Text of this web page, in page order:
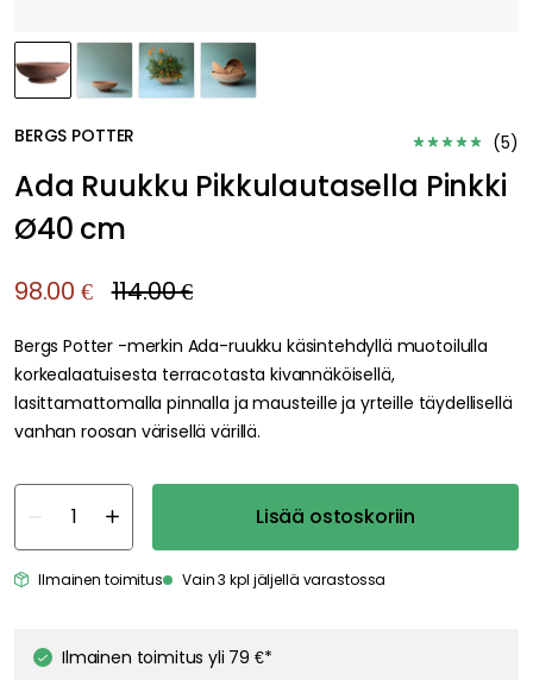
BERGS POTTER (5)
Ada Ruukku Pikkulautasella Pinkki
Ø40 cm
98.00 € 114.00 €
Bergs Potter -merkin Ada-ruukku käsintehdyllä muotoilulla
korkealaatuisesta terracotasta kivannäköisellä,
lasittamattomalla pinnalla ja mausteille ja yrteille täydellisellä
vanhan roosan värisellä värillä.
Lisää ostoskoriin
Ilmainen toimitus Vain 3 kpl jäljellä varastossa
Ilmainen toimitus yli 79 €*